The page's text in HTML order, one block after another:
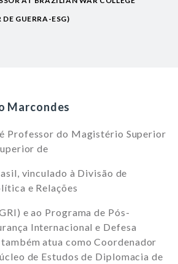
DE GUERRA-ESG)
Marcondes
Professor do Magistério Superior
de
vinculado à Divisão de
e Relações
e ao Programa de Pós-
Internacional e Defesa
também atua como Coordenador
de Estudos de Diplomacia de